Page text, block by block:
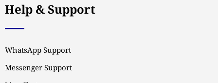
Help & Support
WhatsApp Support
Messenger Support